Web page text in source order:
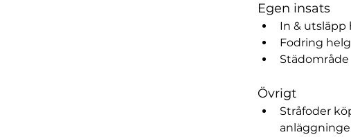
Egen insats
In & utsläpp
Fodring
Städområde
Övrigt
Stråfoder